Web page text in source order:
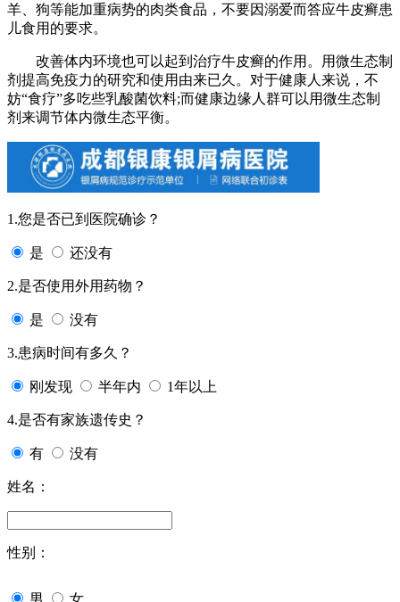
羊、狗等能加重病势的肉类食品，不要因溺爱而答应牛皮癣患
儿食用的要求。
改善体内环境也可以起到治疗牛皮癣的作用。用微生态制
剂提高免疫力的研究和使用由来已久。对于健康人来说，不
妨“食疗”多吃些乳酸菌饮料;而健康边缘人群可以用微生态制
剂来调节体内微生态平衡。
1.您是否已到医院确诊？
是 还没有
2.是否使用外用药物？
是 没有
3.患病时间有多久？
刚发现 半年内 1年以上
4.是否有家族遗传史？
有 没有
姓名：
性别：
男 女